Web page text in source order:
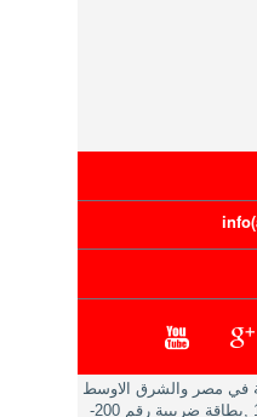
في مصر والشرق الاوسط
سجل تجاري رقم 5-00111-191 ,بطاقة ضريبية رقم 200-